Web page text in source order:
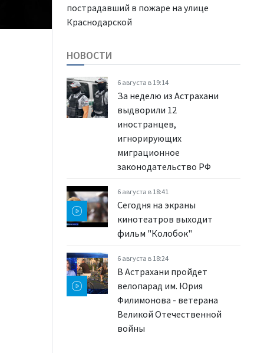
пострадавший в пожаре на улице
Краснодарской
НОВОСТИ
6 августа в 19:14
За неделю из Астрахани
выдворили 12
иностранцев,
игнорирующих
миграционное
законодательство РФ
6 августа в 18:41
Сегодня на экраны
кинотеатров выходит
фильм "Колобок"
6 августа в 18:24
В Астрахани пройдет
велопарад им. Юрия
Филимонова - ветерана
Великой Отечественной
войны